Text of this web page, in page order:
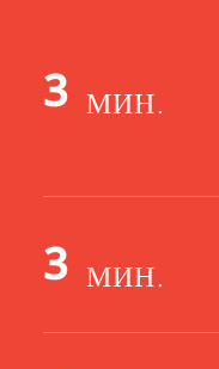
3 МИН.
3 МИН.